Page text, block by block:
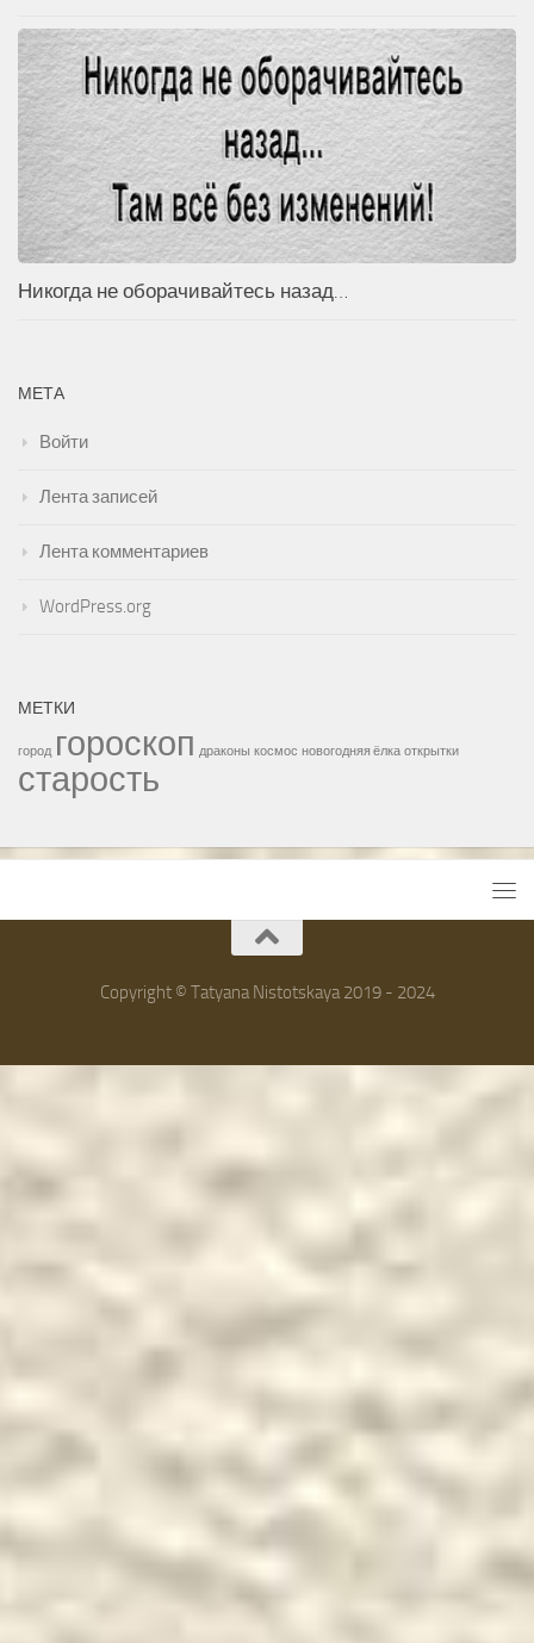
Никогда не оборачивайтесь назад…
МЕТА
Войти
Лента записей
Лента комментариев
WordPress.org
МЕТКИ
город гороскоп драконы космос новогодняя ёлка открытки
старость
Copyright © Tatyana Nistotskaya 2019 - 2024